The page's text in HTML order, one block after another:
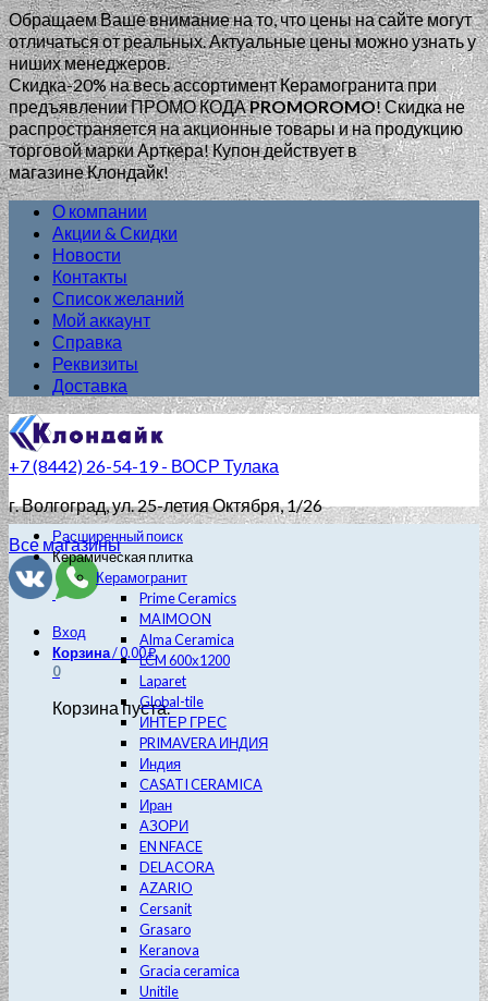
Обращаем Ваше внимание на то, что цены на сайте могут
отличаться от реальных. Актуальные цены можно узнать у
ниших менеджеров.
Скидка-20% на весь ассортимент Керамогранита при
предъявлении ПРОМО КОДАPROMOROMO!Скидка не
распространяется на акционные товары и на продукцию
торговой марки Арткера! Купон действует в
магазине Клондайк!
О компании
Акции & Скидки
Новости
Контакты
Список желаний
Мой аккаунт
Справка
Реквизиты
Доставка
+7 (8442) 26-54-19 - ВОСР Тулака
г. Волгоград, ул. 25-летия Октября, 1/26
Все магазины
Вход
Корзина/0.00₽
0
Корзина пуста.
Расширенный поиск
Керамическая плитка
Керамогранит
Prime Ceramics
MAIMOON
Alma Ceramica
LCM 600х1200
Laparet
Global-tile
ИНТЕР ГРЕС
PRIMAVERA ИНДИЯ
Индия
CASATI CERAMICA
Иран
АЗОРИ
EN NFACE
DELACORA
AZARIO
Cersanit
Grasaro
Keranova
Gracia ceramica
Unitile